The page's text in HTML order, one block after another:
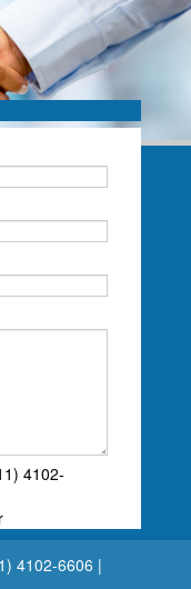
4102-
4102-6606 |